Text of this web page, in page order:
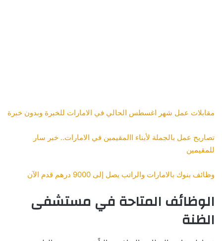
مقابلات عمل شهر اغسطس الحالي في الامارات للخبرة وبدون خبرة
تصاريح عمل بالجملة لأبناء االمقيمين في الامارات.. خبر سار
للمقيمين
وظائف بنوك بالامارات والراتب يصل إلى 9000 درهم قدم الآن
الوظائف المتاحة في مستشفى
الظنة